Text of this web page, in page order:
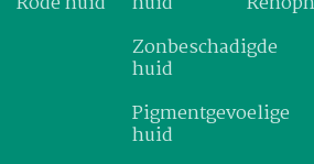
Zonbeschadigde
huid
Pigmentgevoelige
huid